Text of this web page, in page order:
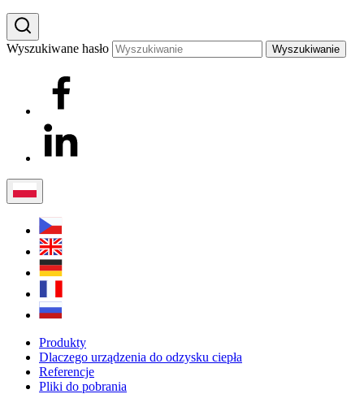
Wyszukiwane hasło Wyszukiwanie
Produkty
Dlaczego urządzenia do odzysku ciepła
Referencje
Pliki do pobrania